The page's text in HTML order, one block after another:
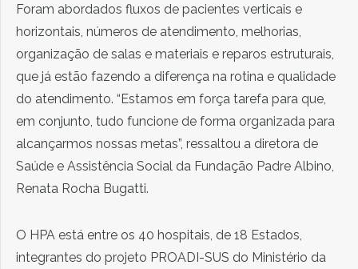
Foram abordados fluxos de pacientes verticais e
horizontais, números de atendimento, melhorias,
organização de salas e materiais e reparos estruturais,
que já estão fazendo a diferença na rotina e qualidade
do atendimento. “Estamos em força tarefa para que,
em conjunto, tudo funcione de forma organizada para
alcançarmos nossas metas”, ressaltou a diretora de
Saúde e Assistência Social da Fundação Padre Albino,
Renata Rocha Bugatti.
O HPA está entre os 40 hospitais, de 18 Estados,
integrantes do projeto PROADI-SUS do Ministério da